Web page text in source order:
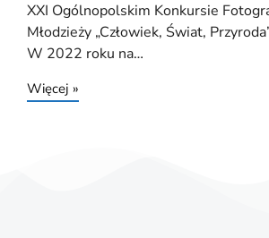
XXI Ogólnopolskim Konkursie
Młodzieży „Człowiek, Świat,
W 2022 roku na…
Więcej »